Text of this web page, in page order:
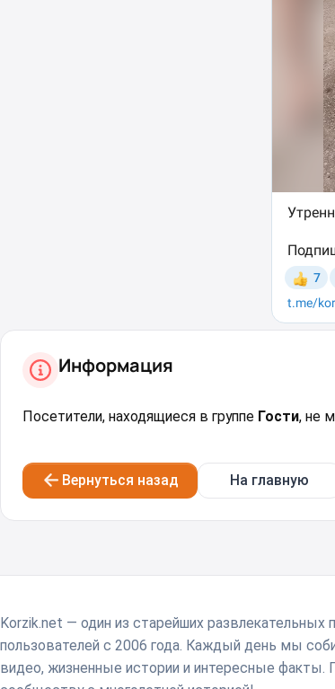
Информация
Посетители, находящиеся в группе Гости, не
Вернуться назад На главную
Korzik.net — один из старейших развлекательных
пользователей с 2006 года. Каждый день мы
видео, жизненные истории и интересные факты.